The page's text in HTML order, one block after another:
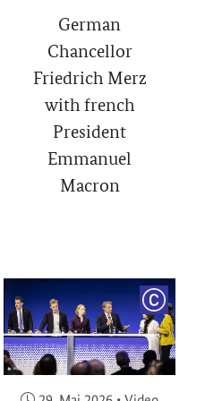
German
Chancellor
Friedrich Merz
with french
President
Emmanuel
Macron
COPYRIGHT